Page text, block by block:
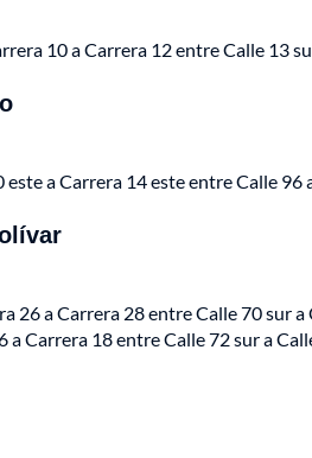
10 a Carrera 12 entre Calle 13
este a Carrera 14 este entre Calle
26 a Carrera 28 entre Calle 70 sur
a Carrera 18 entre Calle 72 sur a